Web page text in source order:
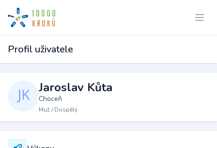
Profil uživatele
Jaroslav Kůta
Choceň
Muž / Dospělý